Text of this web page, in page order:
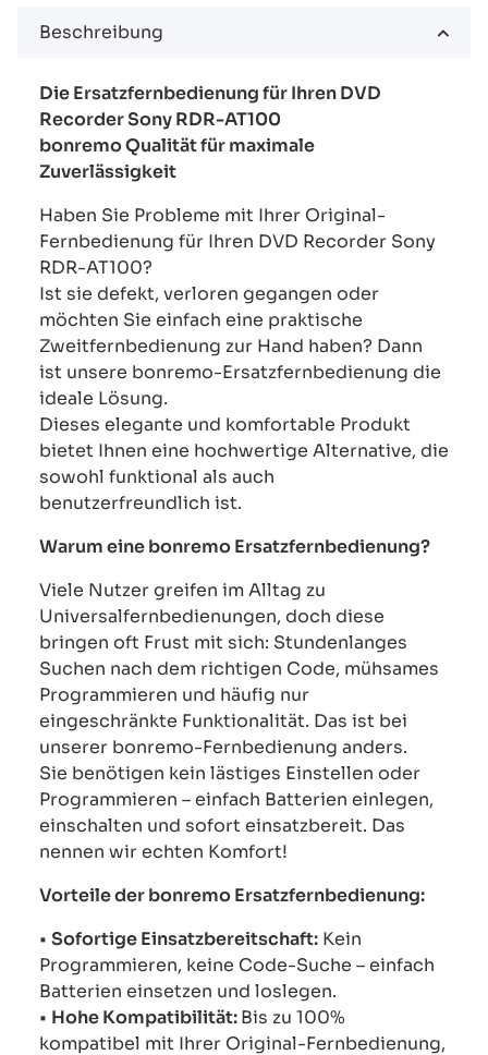
Beschreibung
Die Ersatzfernbedienung für Ihren DVD
Recorder Sony RDR-AT100
bonremo Qualität für maximale
Zuverlässigkeit
Haben Sie Probleme mit Ihrer Original-
Fernbedienung für Ihren DVD Recorder Sony
RDR-AT100?
Ist sie defekt, verloren gegangen oder
möchten Sie einfach eine praktische
Zweitfernbedienung zur Hand haben? Dann
ist unsere bonremo-Ersatzfernbedienung die
ideale Lösung.
Dieses elegante und komfortable Produkt
bietet Ihnen eine hochwertige Alternative, die
sowohl funktional als auch
benutzerfreundlich ist.
Warum eine bonremo Ersatzfernbedienung?
Viele Nutzer greifen im Alltag zu
Universalfernbedienungen, doch diese
bringen oft Frust mit sich: Stundenlanges
Suchen nach dem richtigen Code, mühsames
Programmieren und häufig nur
eingeschränkte Funktionalität. Das ist bei
unserer bonremo-Fernbedienung anders.
Sie benötigen kein lästiges Einstellen oder
Programmieren – einfach Batterien einlegen,
einschalten und sofort einsatzbereit. Das
nennen wir echten Komfort!
Vorteile der bonremo Ersatzfernbedienung:
• Sofortige Einsatzbereitschaft: Kein
Programmieren, keine Code-Suche – einfach
Batterien einsetzen und loslegen.
• Hohe Kompatibilität:Bis zu 100%
kompatibel mit Ihrer Original-Fernbedienung,